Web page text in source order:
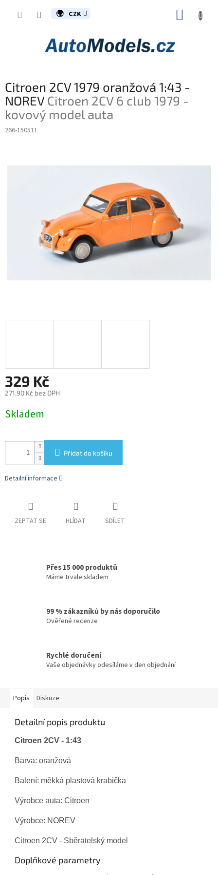
CZK
Citroen 2CV 1979 oranžová 1:43 -
NOREVCitroen 2CV 6 club 1979 -
kovový model auta
266-150511
329 Kč
271,90 Kč bez DPH
cena:
Skladem
Přidat do košíku
Detailní informace
ZEPTAT SE HLÍDAT SDÍLET
Přes 15 000 produktů
Máme trvale skladem
99 % zákazníků by nás doporučilo
Ověřené recenze
Rychlé doručení
Vaše objednávky odesíláme v den objednání
Popis Diskuze
Detailní popis produktu
Citroen 2CV - 1:43
Barva: oranžová
Balení: měkká plastová krabička
Výrobce auta: Citroen
Výrobce: NOREV
Citroen 2CV - Sběratelský model
Doplňkové parametry